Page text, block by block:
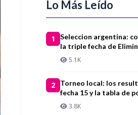
Lo Más Leído
1
Seleccion argentina:
la triple fecha de
5.1K
2
Torneo local: los
fecha 15 y la tabla de
3.8K